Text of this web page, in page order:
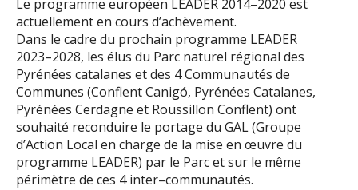
Le programme européen LEADER 2014–2020 est
actuellement en cours d’achèvement.
Dans le cadre du prochain programme LEADER
2023–2028, les élus du Parc naturel régional des
Pyrénées catalanes et des 4 Communautés de
Communes (Conflent Canigó, Pyrénées Catalanes,
Pyrénées Cerdagne et Roussillon Conflent) ont
souhaité reconduire le portage du GAL (Groupe
d’Action Local en charge de la mise en œuvre du
programme LEADER) par le Parc et sur le même
périmètre de ces 4 inter–communautés.